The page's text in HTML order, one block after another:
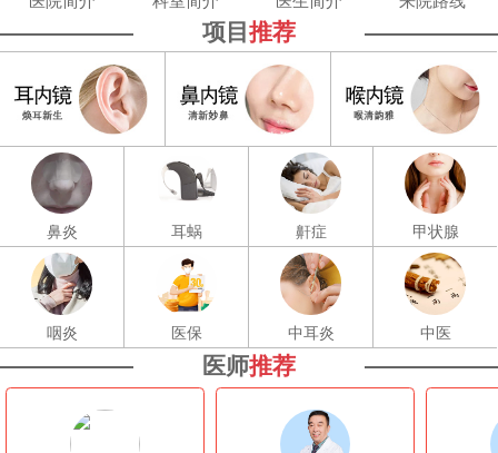
项目 推荐
鼻炎 耳蜗 鼾症 甲状腺
咽炎 医保 中耳炎 中医
医师推荐